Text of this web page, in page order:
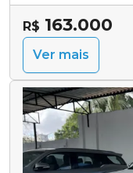
R$ 163.000
Ver mais